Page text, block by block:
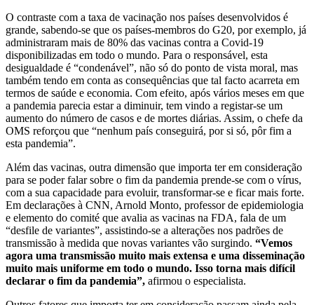
O contraste com a taxa de vacinação nos países desenvolvidos é
grande, sabendo-se que os países-membros do G20, por exemplo, já
administraram mais de 80% das vacinas contra a Covid-19
disponibilizadas em todo o mundo. Para o responsável, esta
desigualdade é “condenável”, não só do ponto de vista moral, mas
também tendo em conta as consequências que tal facto acarreta em
termos de saúde e economia. Com efeito, após vários meses em que
a pandemia parecia estar a diminuir, tem vindo a registar-se um
aumento do número de casos e de mortes diárias. Assim, o chefe da
OMS reforçou que “nenhum país conseguirá, por si só, pôr fim a
esta pandemia”.
Além das vacinas, outra dimensão que importa ter em consideração
para se poder falar sobre o fim da pandemia prende-se com o vírus,
com a sua capacidade para evoluir, transformar-se e ficar mais forte.
Em declarações à CNN, Arnold Monto, professor de epidemiologia
e elemento do comité que avalia as vacinas na FDA, fala de um
“desfile de variantes”, assistindo-se a alterações nos padrões de
transmissão à medida que novas variantes vão surgindo. “Vemos
agora uma transmissão muito mais extensa e uma disseminação
muito mais uniforme em todo o mundo. Isso torna mais difícil
declarar o fim da pandemia”, afirmou o especialista.